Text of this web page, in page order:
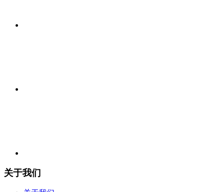
关于我们